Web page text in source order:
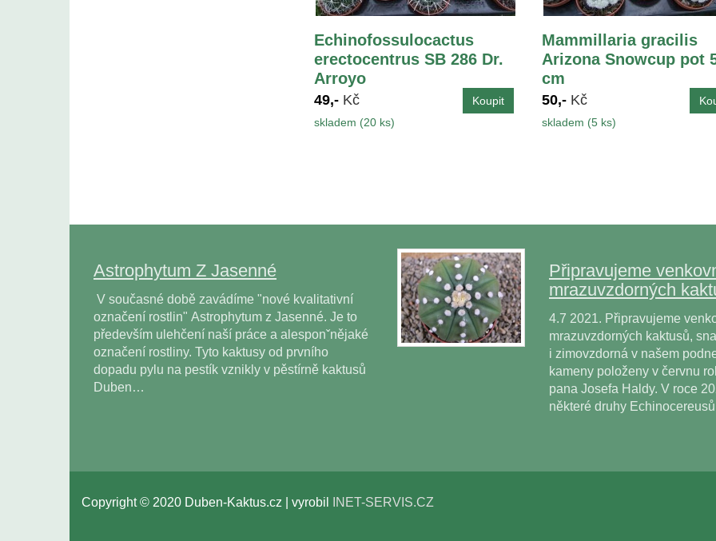
Echinofossulocactus
erectocentrus SB 286 Dr.
Arroyo
49,- Kč
skladem (20 ks)
Mammillaria gracilis
Arizona Snowcup pot
cm
50,- Kč
skladem (5 ks)
Astrophytum Z Jasenné
V současné době zavádíme "nové kvalitativní
označení rostlin" Astrophytum z Jasenné. Je to
především ulehčení naší práce a alesponˇnějaké
označení rostliny. Tyto kaktusy od prvního
dopadu pylu na pestík vznikly v pěstírně kaktusů
Duben…
Připravujeme
mrazuvzdorných
4.7 2021. Připravujeme
mrazuvzdorných kaktusů,
i zimovzdorná v našem
kameny položeny v červnu
pana Josefa Haldy. V roce
některé druhy
Copyright © 2020 Duben-Kaktus.cz | vyrobil INET-SERVIS.CZ